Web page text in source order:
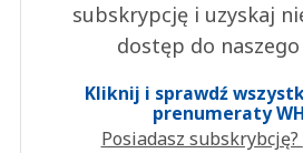
subskrypcję i uzyskaj
dostęp do
Kliknij i sprawdź
prenumeraty
Posiadasz subskrybcję?